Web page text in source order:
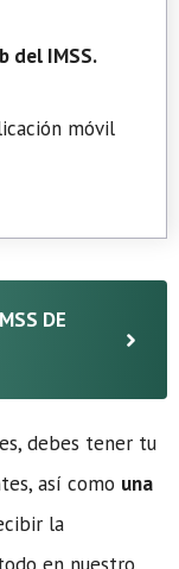
del IMSS.
móvil
DE
debes tener tu
así como una
la